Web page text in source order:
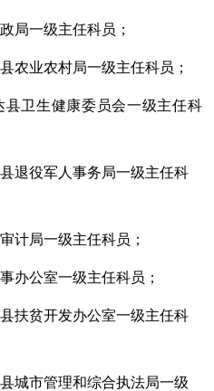
局一级主任科员；
农业农村局一级主任科员；
县卫生健康委员会一级主任科
退役军人事务局一级主任科
计局一级主任科员；
办公室一级主任科员；
扶贫开发办公室一级主任科
城市管理和综合执法局一级